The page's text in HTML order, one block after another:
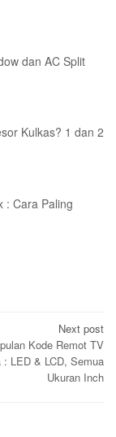
dan AC Split
Kulkas? 1 dan 2
: Cara Paling
Next post
Kode Remot TV
: LED & LCD, Semua
Ukuran Inch